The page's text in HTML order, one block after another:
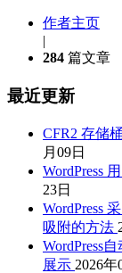
作者主页
|
284 篇文章
最近更新
CFR2 存储
月09日
WordPress
23日
WordPress
吸附的方法
WordPress
展示 2026年